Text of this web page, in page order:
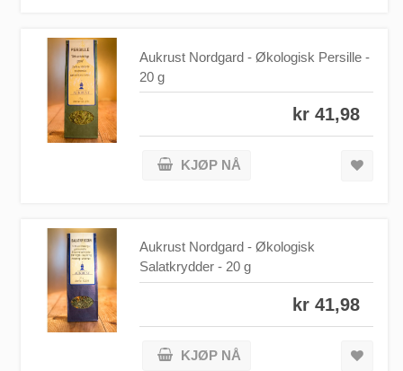
Aukrust Nordgard - Økologisk Persille -
20 g
kr 41,98
KJØP NÅ
Aukrust Nordgard - Økologisk
Salatkrydder - 20 g
kr 41,98
KJØP NÅ